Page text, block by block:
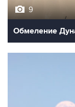
9
Обмеление